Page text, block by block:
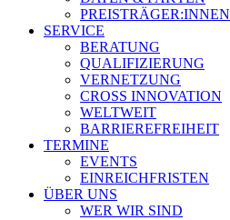
PREISTRÄGER:INNEN
SERVICE
BERATUNG
QUALIFIZIERUNG
VERNETZUNG
CROSS INNOVATION
WELTWEIT
BARRIEREFREIHEIT
TERMINE
EVENTS
EINREICHFRISTEN
ÜBER UNS
WER WIR SIND